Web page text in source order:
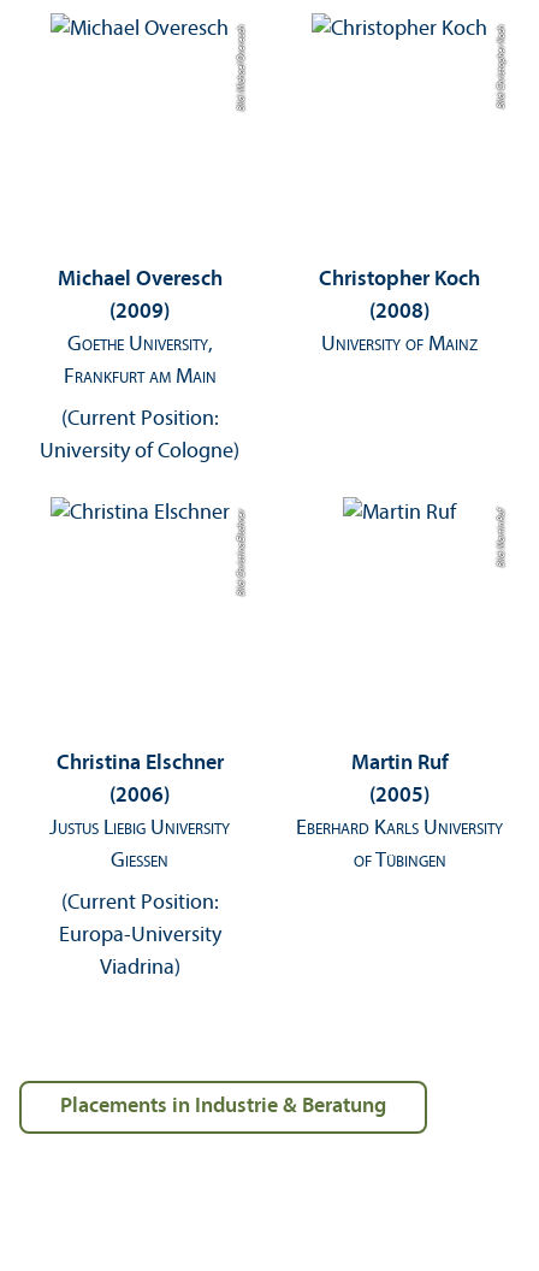
Bild: Michael Overesch
Michael Overesch
(2009)
Goethe University,
Frankfurt am Main
(Current Position:
University of Cologne)
Bild: Christopher Koch
Christopher Koch
(2008)
University of Mainz
Bild: Christina Elschner
Christina Elschner
(2006)
Justus Liebig University
Giessen
(Current Position:
Europa-University
Viadrina)
Bild: Martin Ruf
Martin Ruf
(2005)
Eberhard Karls University
of Tübingen
Placements in Industrie & Beratung